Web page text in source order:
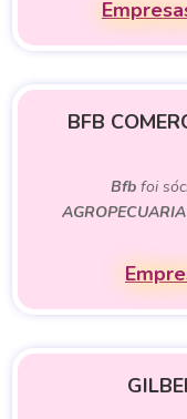
BFB
Bfb foi